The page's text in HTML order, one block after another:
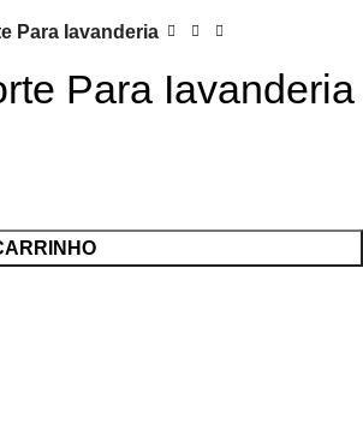
Para Iavanderia
Para Iavanderia